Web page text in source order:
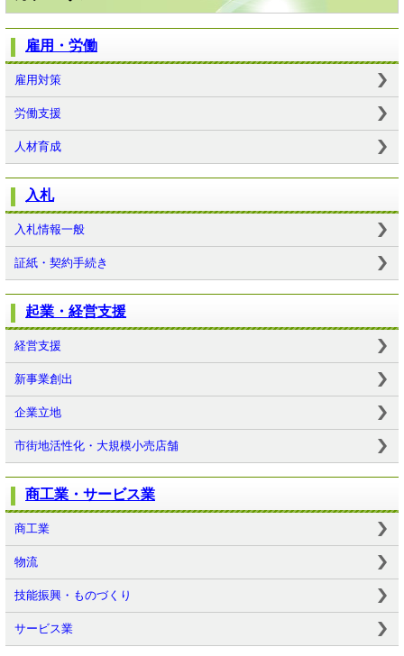
雇用・労働
雇用対策
労働支援
人材育成
入札
入札情報一般
証紙・契約手続き
起業・経営支援
経営支援
新事業創出
企業立地
市街地活性化・大規模小売店舗
商工業・サービス業
商工業
物流
技能振興・ものづくり
サービス業